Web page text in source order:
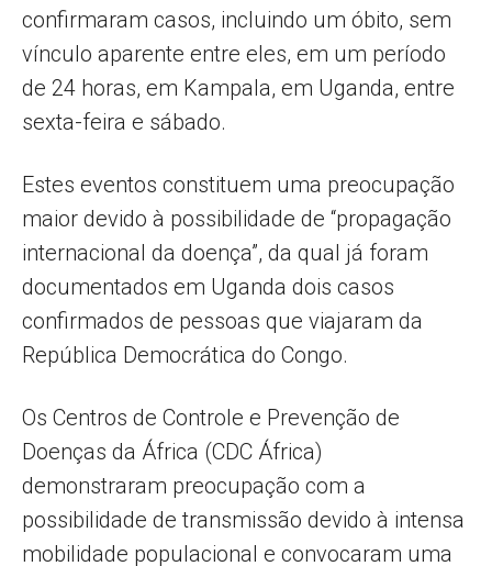
confirmaram casos, incluindo um óbito, sem
vínculo aparente entre eles, em um período
de 24 horas, em Kampala, em Uganda, entre
sexta-feira e sábado.
Estes eventos constituem uma preocupação
maior devido à possibilidade de “propagação
internacional da doença”, da qual já foram
documentados em Uganda dois casos
confirmados de pessoas que viajaram da
República Democrática do Congo.
Os Centros de Controle e Prevenção de
Doenças da África (CDC África)
demonstraram preocupação com a
possibilidade de transmissão devido à intensa
mobilidade populacional e convocaram uma